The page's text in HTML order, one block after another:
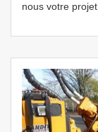
nous votre projet.